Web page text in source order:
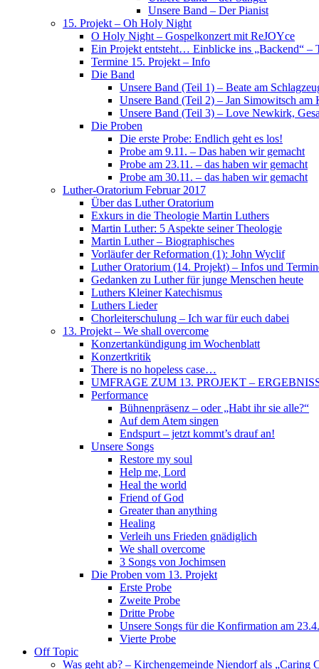
Unsere Band – Der Pianist
15. Projekt – Oh Holy Night
O Holy Night – Gospelkonzert mit ReJOYce
Ein Projekt entsteht… Einblicke ins „Backend“ –
Termine 15. Projekt – Info
Die Band
Unsere Band (Teil 1) – Beate am
Unsere Band (Teil 2) – Jan Simowitsch am
Unsere Band (Teil 3) – Love Newkirk,
Die Proben
Die erste Probe: Endlich geht es los!
Probe am 9.11. – Das haben wir gemacht
Probe am 23.11. – das haben wir gemacht
Probe am 30.11. – das haben wir gemacht
Luther-Oratorium Februar 2017
Über das Luther Oratorium
Exkurs in die Theologie Martin Luthers
Martin Luther: 5 Aspekte seiner Theologie
Martin Luther – Biographisches
Vorläufer der Reformation (1): John Wyclif
Luther Oratorium (14. Projekt) – Infos und
Gedanken zu Luther für junge Menschen heute
Luthers Kleiner Katechismus
Luthers Lieder
Chorleiterschulung – Ich war für euch dabei
13. Projekt – We shall overcome
Konzertankündigung im Wochenblatt
Konzertkritik
There is no hopeless case…
UMFRAGE ZUM 13. PROJEKT –
Performance
Bühnenpräsenz – oder „Habt ihr sie alle?“
Auf dem Atem singen
Endspurt – jetzt kommt’s drauf an!
Unsere Songs
Restore my soul
Help me, Lord
Heal the world
Friend of God
Greater than anything
Healing
Verleih uns Frieden gnädiglich
We shall overcome
3 Songs von Jochimsen
Die Proben vom 13. Projekt
Erste Probe
Zweite Probe
Dritte Probe
Unsere Songs für die Konfirmation am 23.4.
Vierte Probe
Off Topic
Was geht ab? – Kirchengemeinde Niendorf als „Caring